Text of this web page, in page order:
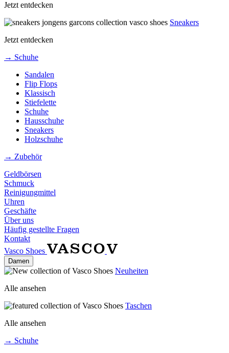
Jetzt entdecken
Sneakers
Jetzt entdecken
→ Schuhe
Sandalen
Flip Flops
Klassisch
Stiefelette
Schuhe
Hausschuhe
Sneakers
Holzschuhe
→ Zubehör
Geldbörsen
Schmuck
Reinigungmittel
Uhren
Geschäfte
Über uns
Häufig gestellte Fragen
Kontakt
Vasco Shoes
Damen
Neuheiten
Alle ansehen
Taschen
Alle ansehen
→ Schuhe